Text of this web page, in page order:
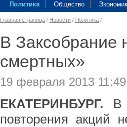
Политика Общество
Главная страница / Новости / Политика /
В Заксобрание
смертных»
19 февраля 2013 11:49
ЕКАТЕРИНБУРГ. В
повторения акций